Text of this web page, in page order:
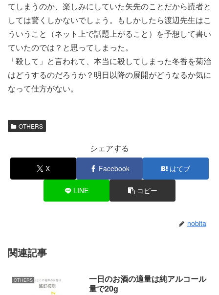
てしまうのか、楽しみにしていた矢先のことだから読者と
しては驚くしかないでしょう。もしかしたら渡辺先生はこ
ういうこと（ネット上で話題上がること）を予想して書い
ていたのでは？と思ってしまった。
「殺して」と言われて、本当に殺してしまった冬香を菊治
はどうするのだろうか？明日以降の展開がどうなるか気に
なって仕方がない。
OTHERS
シェアする
X Facebook はてブ
LINE コピー
nobita
関連記事
OTHERS
一日のお酒の適量は純アルコール
量で20g